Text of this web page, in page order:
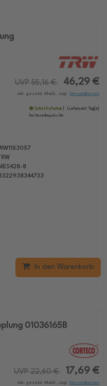
UVP 55,16 € 46,29 €
inkl. gesetzl. MwSt., zzgl. Versandkosten
Sofort lieferbar Lieferzeit:
Tag(e)
Bei Bestellung bis: Uhr
TRW
8
In den Warenkorb
01036165B
UVP 22,60 € 17,69 €
inkl. gesetzl. MwSt., zzgl. Versandkosten